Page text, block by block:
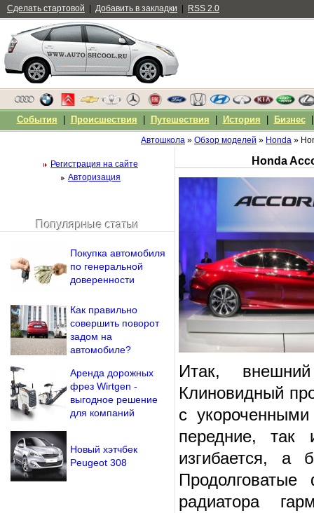
Автошкола » Обзор моделей » Honda »
Honda
Итак,
Клиновидный
с
передние, так
изгибается, а
радиатора
Регистрация на сайте
Авторизация
Напомнить пароль?
Популярные статьи
Покупка автомобиля
по генеральной
доверенности
Как правильно
совершить поворот
задом на
автомобиле?
Аренда дорожных
фрез Wirtgen -
выгодное решение
для компаний
Новый хэтчбек
Peugeot 308
Сделать стартовой Добавить в закладки RSS 2.0
События Происшествия Путешествия История Бизнес